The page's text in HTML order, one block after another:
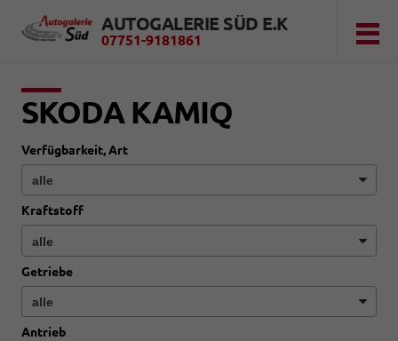
AUTOGALERIE SÜD E.K
07751-9181861
SKODA KAMIQ
Verfügbarkeit, Art
Kraftstoff
Getriebe
Antrieb